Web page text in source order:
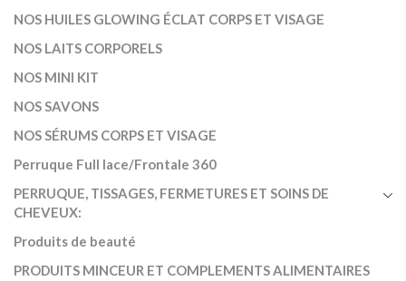
NOS HUILES GLOWING ÉCLAT CORPS ET VISAGE
NOS LAITS CORPORELS
NOS MINI KIT
NOS SAVONS
NOS SÉRUMS CORPS ET VISAGE
Perruque Full lace/Frontale 360
PERRUQUE, TISSAGES, FERMETURES ET SOINS DE
CHEVEUX:
Produits de beauté
PRODUITS MINCEUR ET COMPLEMENTS ALIMENTAIRES